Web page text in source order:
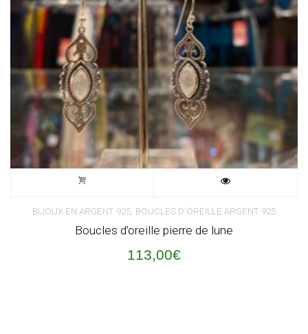
BIJOUX EN ARGENT 925, BOUCLES D'OREILLE ARGENT 925
Boucles d’oreille pierre de lune
113,00€